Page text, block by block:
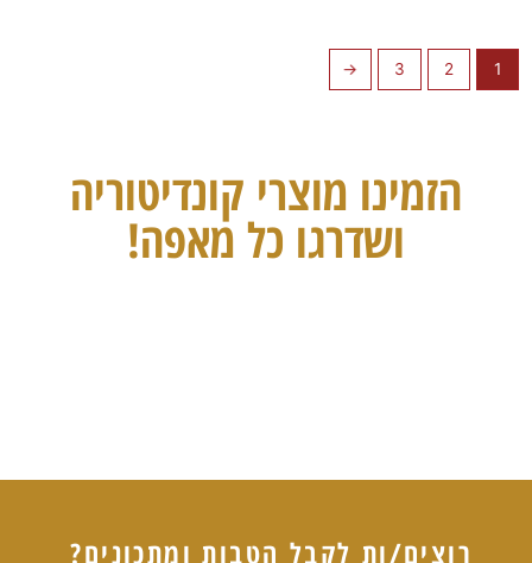
1
2
3
←
הזמינו מוצרי קונדיטוריה
ושדרגו כל מאפה!
רוצים/ות לקבל הטבות ומתכונים?